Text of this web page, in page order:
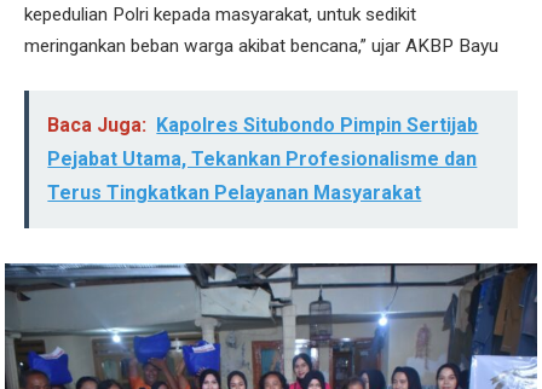
kepedulian Polri kepada masyarakat, untuk sedikit
meringankan beban warga akibat bencana,” ujar AKBP Bayu
Baca Juga: Kapolres Situbondo Pimpin Sertijab
Pejabat Utama, Tekankan Profesionalisme dan
Terus Tingkatkan Pelayanan Masyarakat